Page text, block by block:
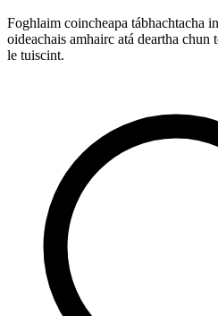
Foghlaim coincheapa tábhachtacha
oideachais amhairc atá deartha chun
le tuiscint.